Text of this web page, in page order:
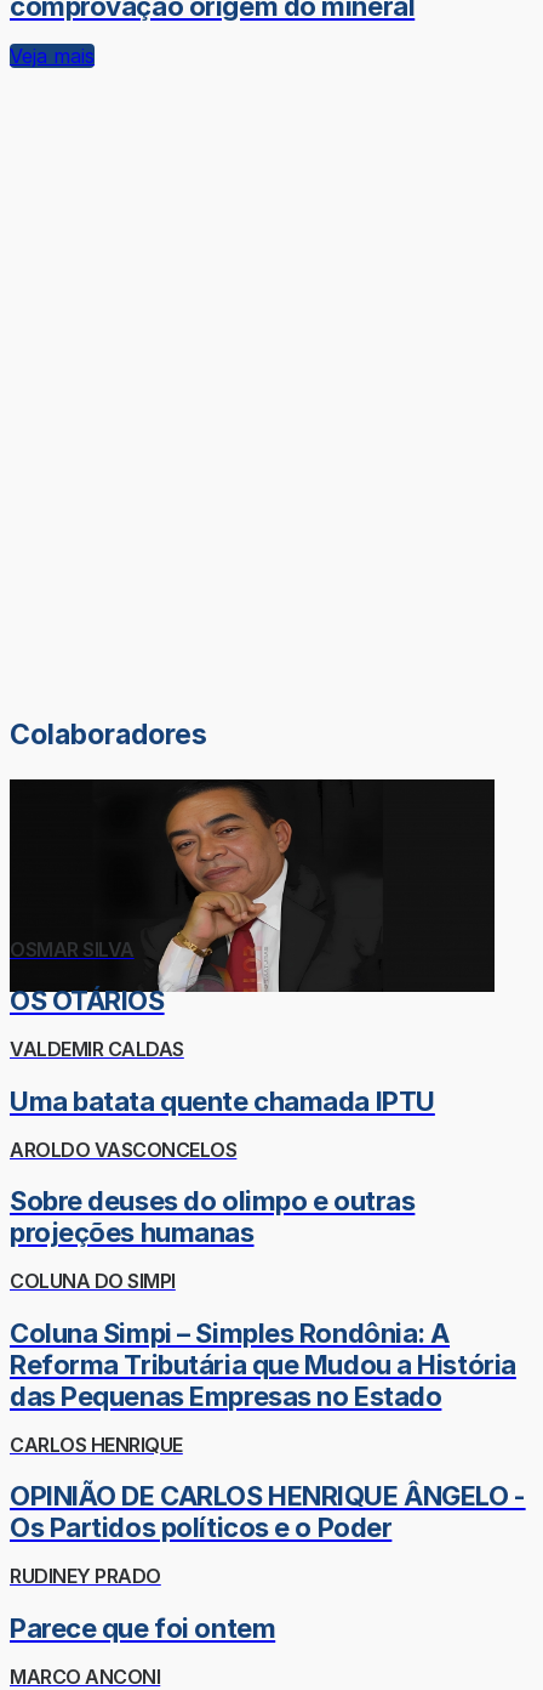
Veja mais
Colaboradores
OSMAR SILVA
OS OTÁRIOS
VALDEMIR CALDAS
Uma batata quente chamada IPTU
AROLDO VASCONCELOS
Sobre deuses do olimpo e outras
projeções humanas
COLUNA DO SIMPI
Coluna Simpi – Simples Rondônia: A
Reforma Tributária que Mudou a História
das Pequenas Empresas no Estado
CARLOS HENRIQUE
OPINIÃO DE CARLOS HENRIQUE ÂNGELO -
Os Partidos políticos e o Poder
RUDINEY PRADO
Parece que foi ontem
MARCO ANCONI